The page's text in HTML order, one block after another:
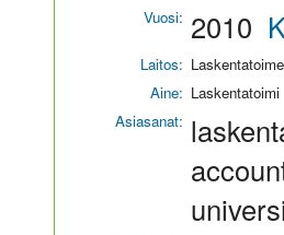
Vuosi: 2010
Laitos:
Aine: Laskentatoimi
Asiasanat: